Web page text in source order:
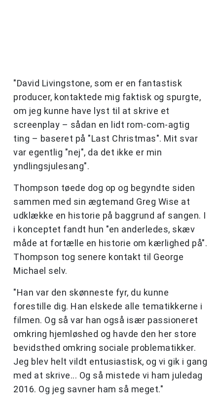
"David Livingstone, som er en fantastisk
producer, kontaktede mig faktisk og spurgte,
om jeg kunne have lyst til at skrive et
screenplay – sådan en lidt rom-com-agtig
ting – baseret på "Last Christmas". Mit svar
var egentlig "nej", da det ikke er min
yndlingsjulesang".
Thompson tøede dog op og begyndte siden
sammen med sin ægtemand Greg Wise at
udklække en historie på baggrund af sangen. I
i konceptet fandt hun "en anderledes, skæv
måde at fortælle en historie om kærlighed på".
Thompson tog senere kontakt til George
Michael selv.
"Han var den skønneste fyr, du kunne
forestille dig. Han elskede alle tematikkerne i
filmen. Og så var han også især passioneret
omkring hjemløshed og havde den her store
bevidsthed omkring sociale problematikker.
Jeg blev helt vildt entusiastisk, og vi gik i gang
med at skrive... Og så mistede vi ham juledag
2016. Og jeg savner ham så meget."